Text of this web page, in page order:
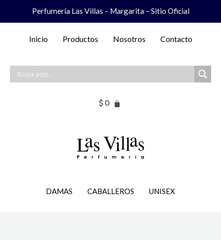
Perfumería Las Villas – Margarita – Sitio Oficial
Inicio Productos Nosotros Contacto
$ 0
DAMAS CABALLEROS UNISEX